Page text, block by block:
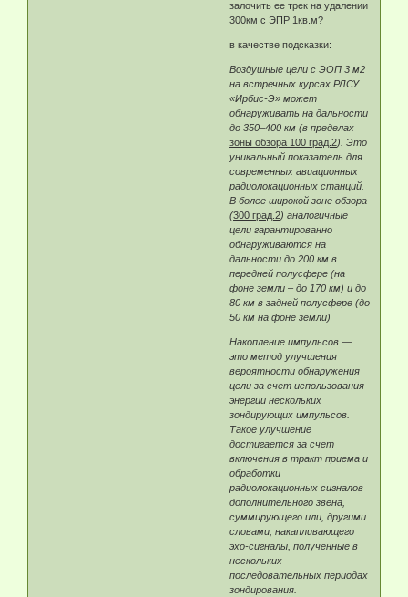
залочить ее трек на удалении
300км с ЭПР 1кв.м?
в качестве подсказки:
Воздушные цели с ЭОП 3 м2
на встречных курсах РЛСУ
«Ирбис-Э» может
обнаруживать на дальности
до 350–400 км (в пределах
зоны обзора 100 град.2). Это
уникальный показатель для
современных авиационных
радиолокационных станций.
В более широкой зоне обзора
(300 град.2) аналогичные
цели гарантированно
обнаруживаются на
дальности до 200 км в
передней полусфере (на
фоне земли – до 170 км) и до
80 км в задней полусфере (до
50 км на фоне земли)
Накопление импульсов —
это метод улучшения
вероятности обнаружения
цели за счет использования
энергии нескольких
зондирующих импульсов.
Такое улучшение
достигается за счет
включения в тракт приема и
обработки
радиолокационных сигналов
дополнительного звена,
суммирующего или, другими
словами, накапливающего
эхо-сигналы, полученные в
нескольких
последовательных периодах
зондирования.